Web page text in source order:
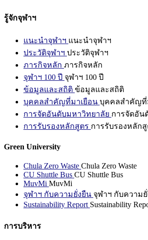
รู้จักจุฬาฯ
แนะนำจุฬาฯ แนะนำจุฬาฯ
ประวัติจุฬาฯ ประวัติจุฬาฯ
ภารกิจหลัก ภารกิจหลัก
จุฬาฯ 100 ปี จุฬาฯ 100 ปี
ข้อมูลและสถิติ ข้อมูลและสถิติ
บุคคลสำคัญที่มาเยือน บุคคลสำคัญที่
การจัดอันดับมหาวิทยาลัย การจัดอัน
การรับรองหลักสูตร การรับรองหลัก
Green University
Chula Zero Waste Chula Zero Waste
CU Shuttle Bus CU Shuttle Bus
MuvMi MuvMi
จุฬาฯ กับความยั่งยืน จุฬาฯ กับความ
Sustainability Report Sustainability
การบริหาร